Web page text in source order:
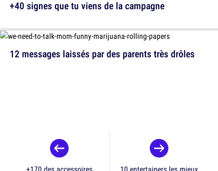
12 messages laissés par des parents très drôles
+40 signes que tu viens de la campagne